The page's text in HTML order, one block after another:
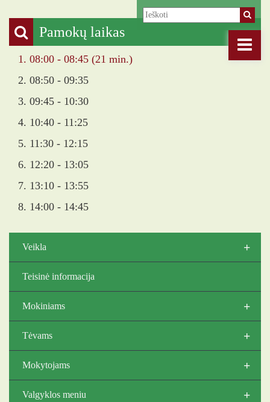
Pamokų laikas
1. 08:00 - 08:45 (21 min.)
2. 08:50 - 09:35
3. 09:45 - 10:30
4. 10:40 - 11:25
5. 11:30 - 12:15
6. 12:20 - 13:05
7. 13:10 - 13:55
8. 14:00 - 14:45
+
Veikla
Teisinė informacija
+
Mokiniams
+
Tėvams
+
Mokytojams
+
Valgyklos meniu